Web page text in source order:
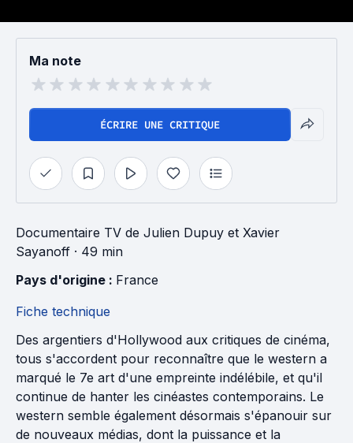
Ma note
ÉCRIRE UNE CRITIQUE
Documentaire TV de Julien Dupuy et Xavier
Sayanoff · 49 min
Pays d'origine : France
Fiche technique
Des argentiers d'Hollywood aux critiques de cinéma,
tous s'accordent pour reconnaître que le western a
marqué le 7e art d'une empreinte indélébile, et qu'il
continue de hanter les cinéastes contemporains. Le
western semble également désormais s'épanouir sur
de nouveaux médias, dont la puissance et la